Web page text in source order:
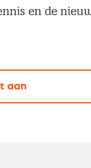
en de
aan